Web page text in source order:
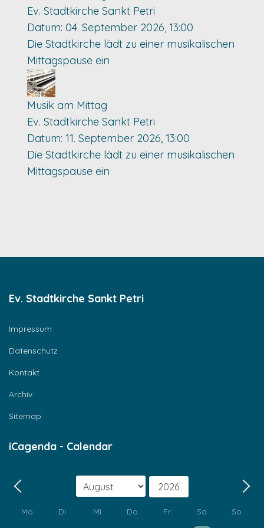
Ev. Stadtkirche Sankt Petri
Datum: 04. September 2026, 13:00
Die Stadtkirche lädt zu einer musikalischen
Mittagspause ein
11
Sep.
Musik am Mittag
Ev. Stadtkirche Sankt Petri
Datum: 11. September 2026, 13:00
Die Stadtkirche lädt zu einer musikalischen
Mittagspause ein
Ev. Stadtkirche Sankt Petri
Impressum
Datenschutz
Kontakt
Archiv
Sitemap
iCagenda - Calendar
Zurück - Monat
Jahr
Mo
Di Mi Do Fr Sa So